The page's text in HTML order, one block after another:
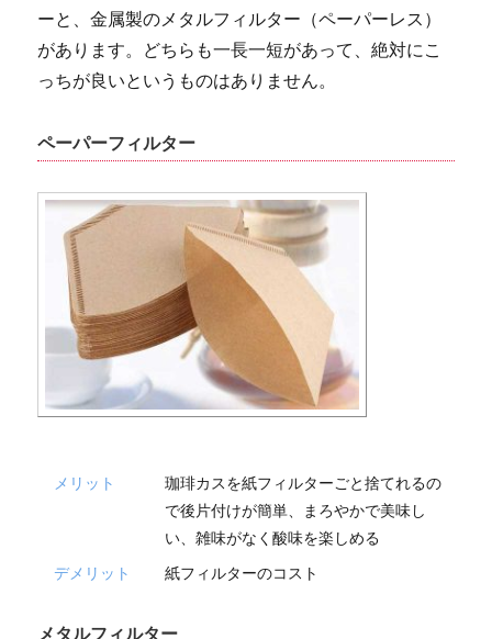
ーと、金属製のメタルフィルター（ペーパーレス）
があります。どちらも一長一短があって、絶対にこ
っちが良いというものはありません。
ペーパーフィルター
メリット
珈琲カスを紙フィルターごと捨てれるの
で後片付けが簡単、まろやかで美味し
い、雑味がなく酸味を楽しめる
デメリット 紙フィルターのコスト
メタルフィルター